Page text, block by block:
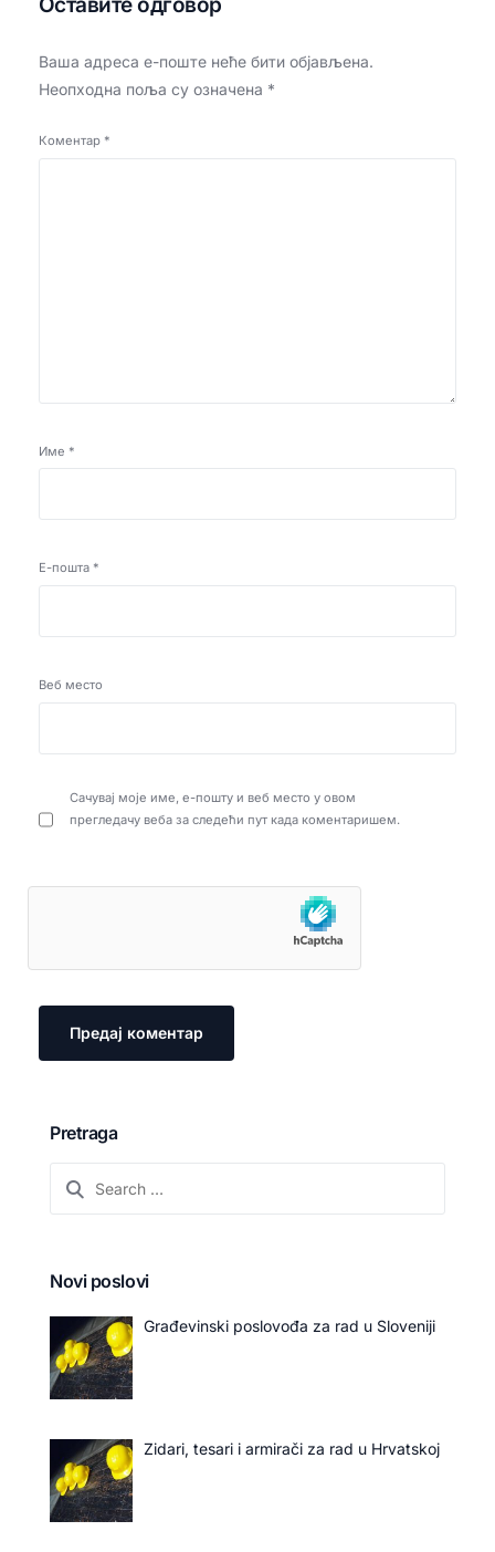
Оставите одговор
Ваша адреса е-поште неће бити објављена.
Неопходна поља су означена *
Коментар *
Име *
Е-пошта *
Веб место
Сачувај моје име, е-пошту и веб место у овом
прегледачу веба за следећи пут када коментаришем.
Pretraga
Novi poslovi
Građevinski poslovođa za rad u Sloveniji
Zidari, tesari i armirači za rad u Hrvatskoj